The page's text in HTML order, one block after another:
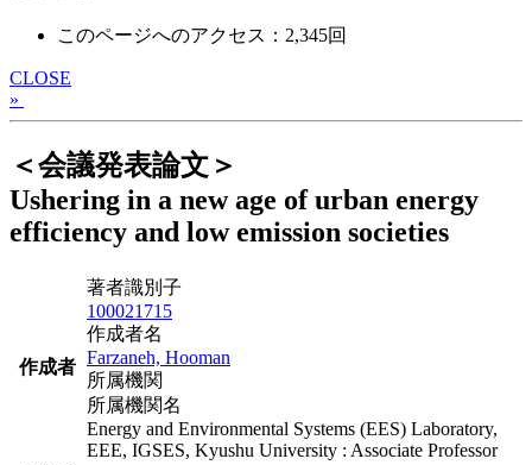
このページへのアクセス：2,345回
CLOSE
»
＜会議発表論文＞
Ushering in a new age of urban energy
efficiency and low emission societies
作成者
著者識別子
100021715
作成者名
Farzaneh, Hooman
所属機関
所属機関名
Energy and Environmental Systems (EES) Laboratory,
EEE, IGSES, Kyushu University : Associate Professor